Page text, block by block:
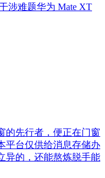
涉难题华为 Mate XT
的先行者，便正在门窗
平台仅供给消息存储办
异的，还能熬炼脱手能